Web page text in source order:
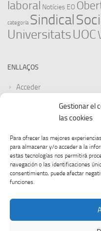
Gestionar el
las cookies
Para ofrecer las mejores
para almacenar y/o acceder a la
estas tecnologías nos permitirá
navegación o las identificaciones
consentimiento, puede afectar
funciones.
laboral Notícies EO
categoría Sindical
UniversitatsUOC
ENLLAÇOS
Acceder
Feed de entradas
WordPress.org